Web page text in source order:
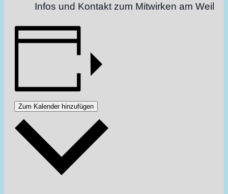
Infos und Kontakt zum Mitwirken am
Zum Kalender hinzufügen